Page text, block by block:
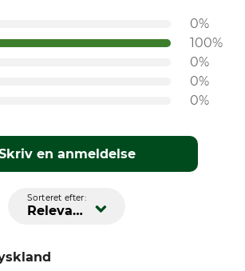
0%
100%
0%
0%
0%
en anmeldelse
Sorteret efter:
Relevans